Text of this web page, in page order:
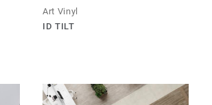
Art Vinyl
ID TILT